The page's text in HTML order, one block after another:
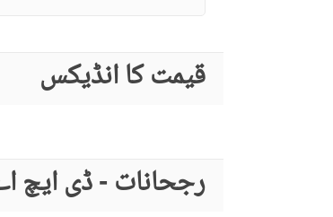
قیمت کا انڈیکس
رجحانات - ڈی ایچ